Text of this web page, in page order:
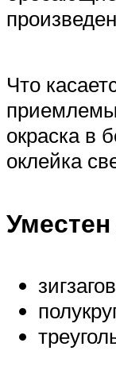
Что
окраска в
оклейка